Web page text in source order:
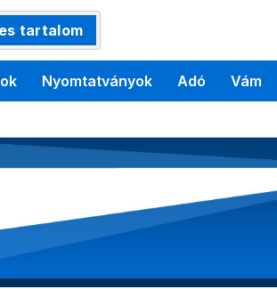
tartalom
Nyomtatványok Adó Vám